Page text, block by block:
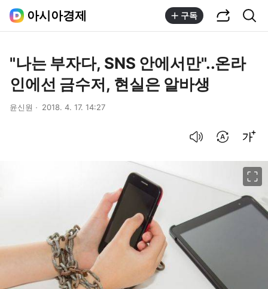
아시아경제 구독
"나는 부자다, SNS 안에서만"..온라
인에선 금수저, 현실은 알바생
윤신원 2018. 4. 17. 14:27